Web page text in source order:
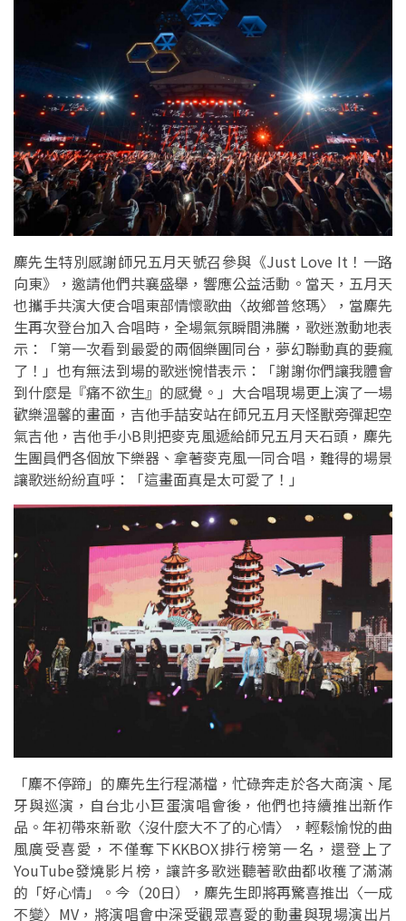
麋先生特別感謝師兄五月天號召參與《Just Love It！一路
向東》，邀請他們共襄盛舉，響應公益活動。當天，五月天
也攜手共演大使合唱東部情懷歌曲〈故鄉普悠瑪〉，當麋先
生再次登台加入合唱時，全場氣氛瞬間沸騰，歌迷激動地表
示：「第一次看到最愛的兩個樂團同台，夢幻聯動真的要瘋
了！」也有無法到場的歌迷惋惜表示：「謝謝你們讓我體會
到什麼是『痛不欲生』的感覺。」大合唱現場更上演了一場
歡樂溫馨的畫面，吉他手喆安站在師兄五月天怪獸旁彈起空
氣吉他，吉他手小B則把麥克風遞給師兄五月天石頭，麋先
生團員們各個放下樂器、拿著麥克風一同合唱，難得的場景
讓歌迷紛紛直呼：「這畫面真是太可愛了！」
「麋不停蹄」的麋先生行程滿檔，忙碌奔走於各大商演、尾
牙與巡演，自台北小巨蛋演唱會後，他們也持續推出新作
品。年初帶來新歌〈沒什麼大不了的心情〉，輕鬆愉悅的曲
風廣受喜愛，不僅奪下KKBOX排行榜第一名，還登上了
YouTube發燒影片榜，讓許多歌迷聽著歌曲都收穫了滿滿
的「好心情」。今（20日），麋先生即將再驚喜推出〈一成
不變〉MV，將演唱會中深受觀眾喜愛的動畫與現場演出片